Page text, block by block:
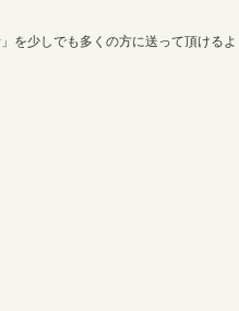
を少しでも多くの方に送って頂け